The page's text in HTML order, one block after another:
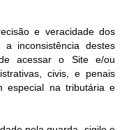
e veracidade dos
inconsistência destes
acessar o Site e/ou
civis, e penais
especial na tributária e